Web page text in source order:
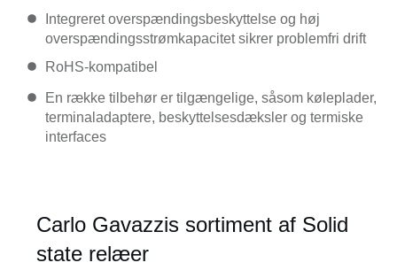
Integreret overspændingsbeskyttelse og høj
overspændingsstrømkapacitet sikrer problemfri drift
RoHS-kompatibel
En række tilbehør er tilgængelige, såsom køleplader,
terminaladaptere, beskyttelsesdæksler og termiske
interfaces
Carlo Gavazzis sortiment af Solid
state relæer